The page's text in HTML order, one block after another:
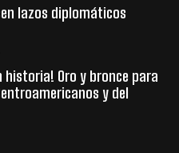
lazos diplomáticos
historia! Oro y bronce para
y del